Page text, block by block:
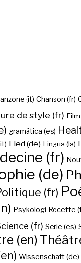
(it) Chanson (fr)
de style (fr)
gramática (es)
Lied (de) Lingua (la)
(fr)
(de)
(fr)
Psykologi Recette
(fr) Serie (es)
(en)
Wissenschaft (de)